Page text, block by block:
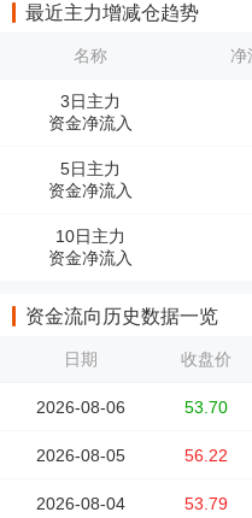
最近主力增减仓趋势
名称 净
3日主力
资金净流入
5日主力
资金净流入
10日主力
资金净流入
资金流向历史数据一览
日期 收盘价
2026-08-06 53.70
2026-08-05 56.22
2026-08-04 53.79